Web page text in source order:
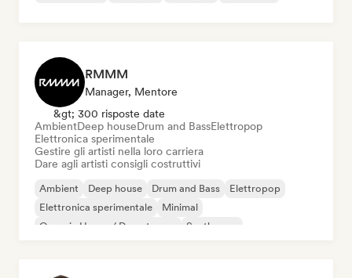
RMMM
Manager, Mentore
&gt; 300 risposte date
AmbientDeep houseDrum and BassElettropop
Elettronica sperimentale
Gestire gli artisti nella loro carriera
Dare agli artisti consigli costruttivi
Ambient Deep house Drum and Bass
Elettropop
Elettronica sperimentale
Minimal
Organic House / Downtempo
Synthwave